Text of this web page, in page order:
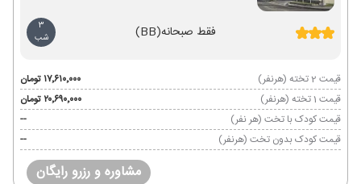
فقط صبحانه(BB)
3
شب
قیمت 2 تخته (هرنفر)
۱۷٬۶۱۰٬۰۰۰ تومان
قیمت 1 تخته (هرنفر)
۲۰٬۶۹۰٬۰۰۰ تومان
قیمت کودک با تخت (هر نفر)
--
قیمت کودک بدون تخت (هرنفر)
--
مشاوره و رزرو رایگان